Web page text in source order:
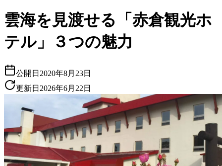
雲海を見渡せる「赤倉観光ホ
テル」３つの魅力
公開日 2020年8月23日
更新日 2026年6月22日